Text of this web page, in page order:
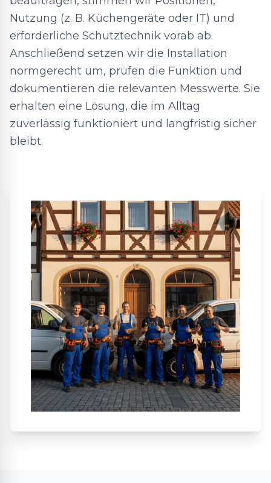
Nutzung (z. B. Küchengeräte oder IT) und
erforderliche Schutztechnik vorab ab.
Anschließend setzen wir die Installation
normgerecht um, prüfen die Funktion und
dokumentieren die relevanten Messwerte. Sie
erhalten eine Lösung, die im Alltag
zuverlässig funktioniert und langfristig sicher
bleibt.